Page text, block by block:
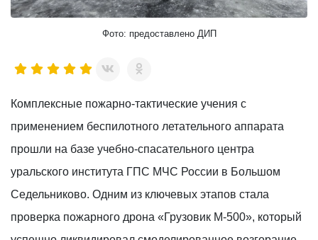
Фото: предоставлено ДИП
Комплексные пожарно-тактические учения с
применением беспилотного летательного аппарата
прошли на базе учебно-спасательного центра
уральского института ГПС МЧС России в Большом
Седельниково. Одним из ключевых этапов стала
проверка пожарного дрона «Грузовик М-500», который